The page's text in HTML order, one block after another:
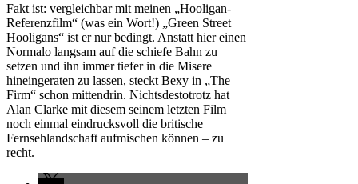
Fakt ist: vergleichbar mit meinen „Hooligan-
Referenzfilm“ (was ein Wort!) „Green Street
Hooligans“ ist er nur bedingt. Anstatt hier einen
Normalo langsam auf die schiefe Bahn zu
setzen und ihn immer tiefer in die Misere
hineingeraten zu lassen, steckt Bexy in „The
Firm“ schon mittendrin. Nichtsdestotrotz hat
Alan Clarke mit diesem seinem letzten Film
noch einmal eindrucksvoll die britische
Fernsehlandschaft aufmischen können – zu
recht.